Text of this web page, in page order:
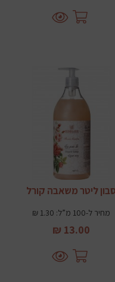
סבון ליטר משאבה קורל
מחיר ל-100 מ”ל: 1.30 ₪
13.00 ₪